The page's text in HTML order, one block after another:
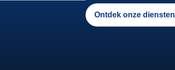
Ontdek onze diensten